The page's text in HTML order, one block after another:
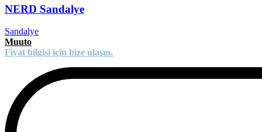
NERD Sandalye
Sandalye
Muuto
Fiyat bilgisi için bize ulaşın.